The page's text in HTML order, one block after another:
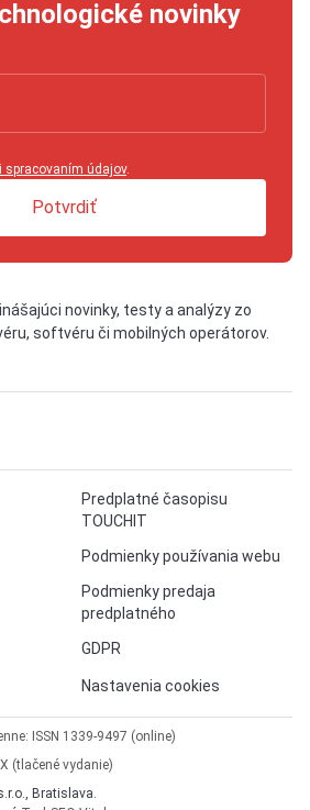
novinky
spracovaním údajov.
Potvrdiť
novinky, testy a analýzy zo
softvéru či mobilných operátorov.
Predplatné časopisu
TOUCHIT
Podmienky používania webu
Podmienky predaja
predplatného
GDPR
Nastavenia cookies
ISSN 1339-9497 (online)
(tlačené vydanie)
Bratislava.